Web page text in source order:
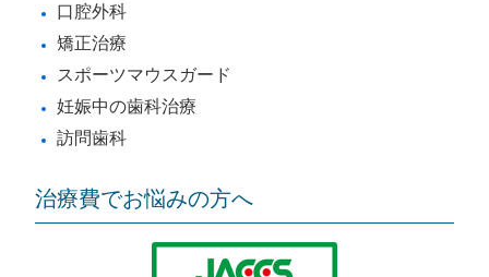
口腔外科
矯正治療
スポーツマウスガード
妊娠中の歯科治療
訪問歯科
治療費でお悩みの方へ